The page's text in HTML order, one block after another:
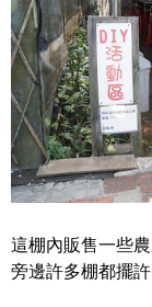
這棚內販售一些
旁邊許多棚都擺